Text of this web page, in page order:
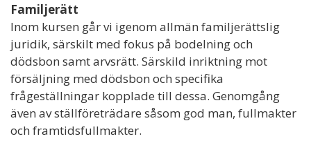
Familjerätt
Inom kursen går vi igenom allmän familjerättslig
juridik, särskilt med fokus på bodelning och
dödsbon samt arvsrätt. Särskild inriktning mot
försäljning med dödsbon och specifika
frågeställningar kopplade till dessa. Genomgång
även av ställföreträdare såsom god man, fullmakter
och framtidsfullmakter.